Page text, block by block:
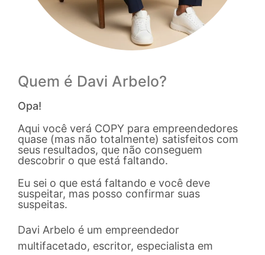
Quem é Davi Arbelo?
Opa!
Aqui você verá COPY para empreendedores
quase (mas não totalmente) satisfeitos com
seus resultados, que não conseguem
descobrir o que está faltando.
Eu sei o que está faltando e você deve
suspeitar, mas posso confirmar suas
suspeitas.
Davi Arbelo é um empreendedor
multifacetado, escritor, especialista em